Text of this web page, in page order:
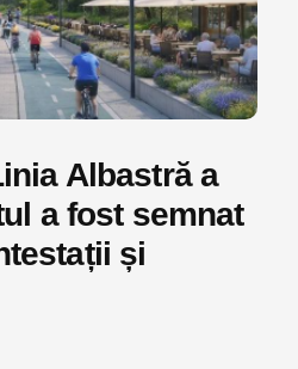
Albastră a
a fost semnat
și